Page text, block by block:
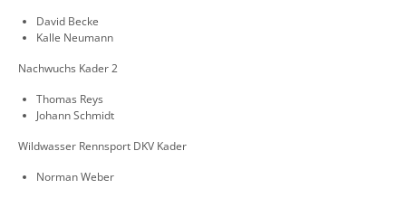
David Becke
Kalle Neumann
Nachwuchs Kader 2
Thomas Reys
Johann Schmidt
Wildwasser Rennsport DKV Kader
Norman Weber